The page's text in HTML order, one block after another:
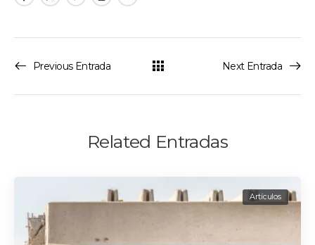
Previous Entrada Next Entrada
Related Entradas
Artículos